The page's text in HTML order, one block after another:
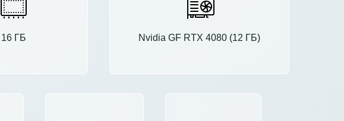
16 ГБ Nvidia GF RTX 4080 (12 ГБ)